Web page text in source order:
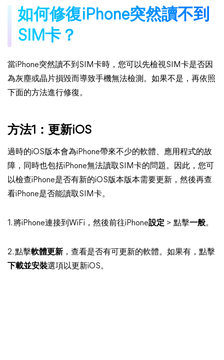
如何修復iPhone突然讀不到
SIM卡？
當iPhone突然讀不到SIM卡時，您可以先檢視SIM卡是否因
為灰塵或晶片損毀而導致手機無法檢測。如果不是，再依照
下面的方法進行修復。
方法1：更新iOS
過時的iOS版本會為iPhone帶來不少的軟體、應用程式的故
障，同時也包括iPhone無法讀取SIM卡的問題。因此，您可
以檢查iPhone是否有新的iOS版本版本需要更新，然後再查
看iPhone是否能讀取SIM卡。
1. 將iPhone連接到WiFi，然後前往iPhone設定 > 點擊一般。
2. 點擊軟體更新 ，查看是否有可更新的軟體。如果有，點擊
下載並安裝選項以更新iOS。